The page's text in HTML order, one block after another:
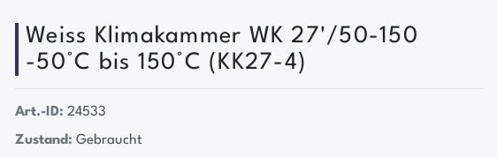
Weiss Klimakammer WK 27'/50-150
-50°C bis 150°C (KK27-4)
Art.-ID: 24533
Zustand: Gebraucht